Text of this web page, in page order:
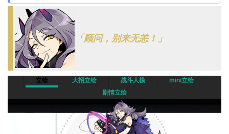
「顾问，别来无恙！」
立绘 大招立绘 战斗人模
mini立绘
剧情立绘